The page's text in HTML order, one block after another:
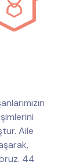
Aile
44